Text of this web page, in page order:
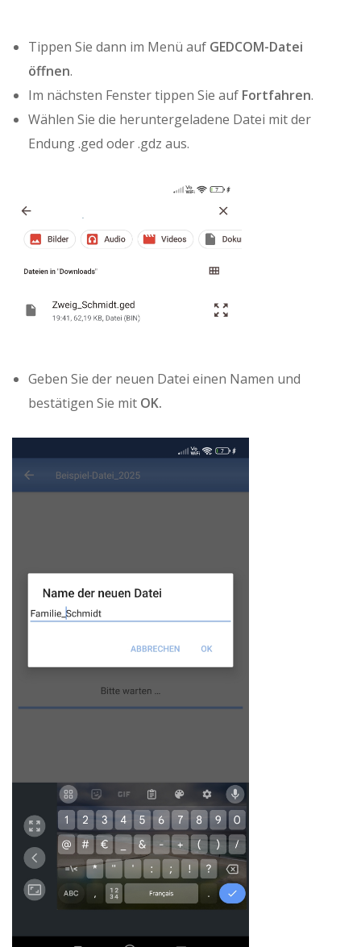
Tippen Sie dann im Menü auf GEDCOM-Datei
öffnen.
Im nächsten Fenster tippen Sie auf Fortfahren.
Wählen Sie die heruntergeladene Datei mit der
Endung .ged oder .gdz aus.
Geben Sie der neuen Datei einen Namen und
bestätigen Sie mit OK.